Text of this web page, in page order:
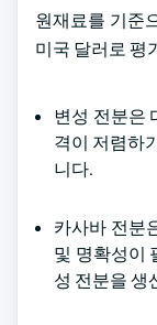
원재료를 기준
미국 달러로 평
변성 전분은
격이 저렴하
니다.
카사바 전분
및 명확성이
성 전분을 생